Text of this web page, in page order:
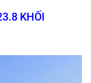
KHỐI